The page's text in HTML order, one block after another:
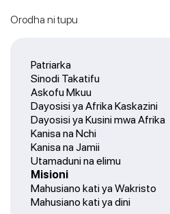
Patriarka
Sinodi Takatifu
Askofu Mkuu
Dayosisi ya Afrika Kaskazini
Dayosisi ya Kusini mwa Afrika
Kanisa na Nchi
Kanisa na Jamii
Utamaduni na elimu
Misioni
Mahusiano kati ya Wakristo
Mahusiano kati ya dini
Orodha ni tupu